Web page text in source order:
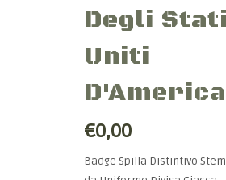
Degli Stati
Uniti
D'America
€0,00
Badge Spilla Distintivo